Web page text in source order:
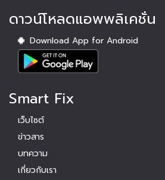
ดาวน์โหลดแอพพลิเคชั่น
Download App for Android
Smart Fix
เว็บไซต์
ข่าวสาร
บทความ
เกี่ยวกับเรา